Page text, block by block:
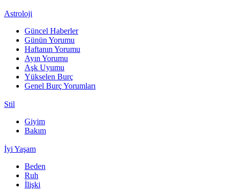
Astroloji
Güncel Haberler
Günün Yorumu
Haftanın Yorumu
Ayın Yorumu
Aşk Uyumu
Yükselen Burç
Genel Burç Yorumları
Stil
Giyim
Bakım
İyi Yaşam
Beden
Ruh
İlişki